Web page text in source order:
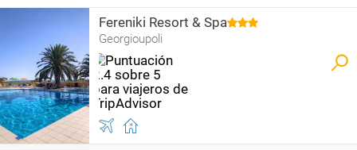
Fereniki Resort & Spa
Georgioupoli